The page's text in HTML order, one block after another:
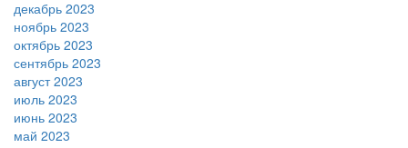
декабрь 2023
ноябрь 2023
октябрь 2023
сентябрь 2023
август 2023
июль 2023
июнь 2023
май 2023